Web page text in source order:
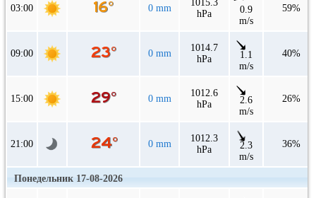
03:00 0 mm
1015.3
hPa
0.9
m/s
59%
09:00 0 mm
1014.7
hPa
1.1
m/s
40%
15:00 0 mm
1012.6
hPa
2.6
m/s
26%
21:00 0 mm
1012.3
hPa
2.3
m/s
36%
Понедельник 17-08-2026